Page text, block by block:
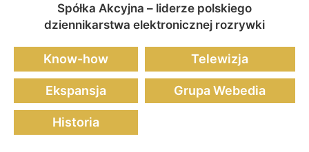
Spółka Akcyjna – liderze polskiego
dziennikarstwa elektronicznej rozrywki
Know-how Telewizja
Ekspansja Grupa Webedia
Historia